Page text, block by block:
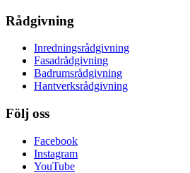
Rådgivning
Inredningsrådgivning
Fasadrådgivning
Badrumsrådgivning
Hantverksrådgivning
Följ oss
Facebook
Instagram
YouTube